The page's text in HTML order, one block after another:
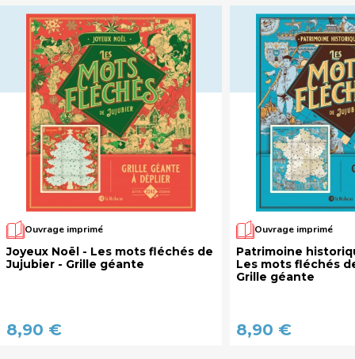
Ouvrage imprimé
Joyeux Noël - Les mots fléchés de
Jujubier - Grille géante
8,90 €
Ouvrage imprimé
Patrimoine
Les mots fléchés
Grille géante
8,90 €